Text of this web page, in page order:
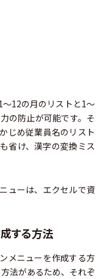
12の月のリストと1～
の防止が可能です。そ
じめ従業員名のリスト
省け、漢字の変換ミス
ューは、エクセルで資
する方法
メニューを作成する方
法があるため、それぞ